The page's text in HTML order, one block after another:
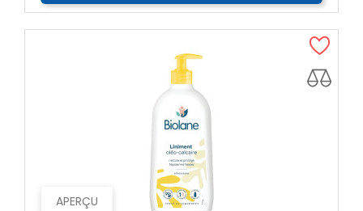
APERÇU